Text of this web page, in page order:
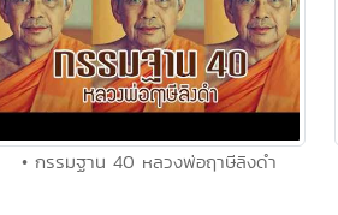
• กรรมฐาน 40 หลวงพ่อฤาษีลิงดำ